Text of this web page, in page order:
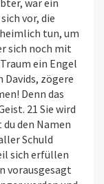
vor, die
tun, um
sich noch mit
ein Engel
Davids, zögere
Denn das
21 Sie wird
den Namen
Schuld
sich erfüllen
vorausgesagt